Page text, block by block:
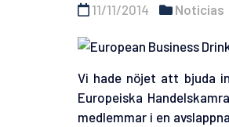
11/11/2014 Noticias
Vi hade nöjet att bjuda
Europeiska
medlemmar i en